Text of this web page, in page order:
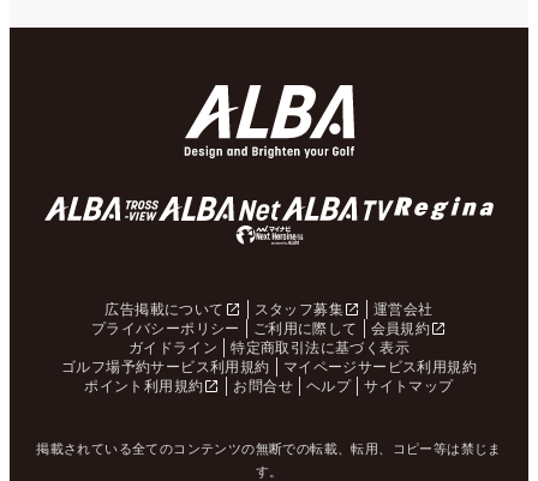
広告掲載について スタッフ募集
運営会社
プライバシーポリシー
ご利用に際して
会員規約
ガイドライン
特定商取引法に基づく表示
ゴルフ場予約サービス利用規約
マイページサービス利用規約
ポイント利用規約
お問合せ ヘルプ サイトマップ
掲載されている全てのコンテンツの無断での転載、転用、コピー等は禁じま
す。